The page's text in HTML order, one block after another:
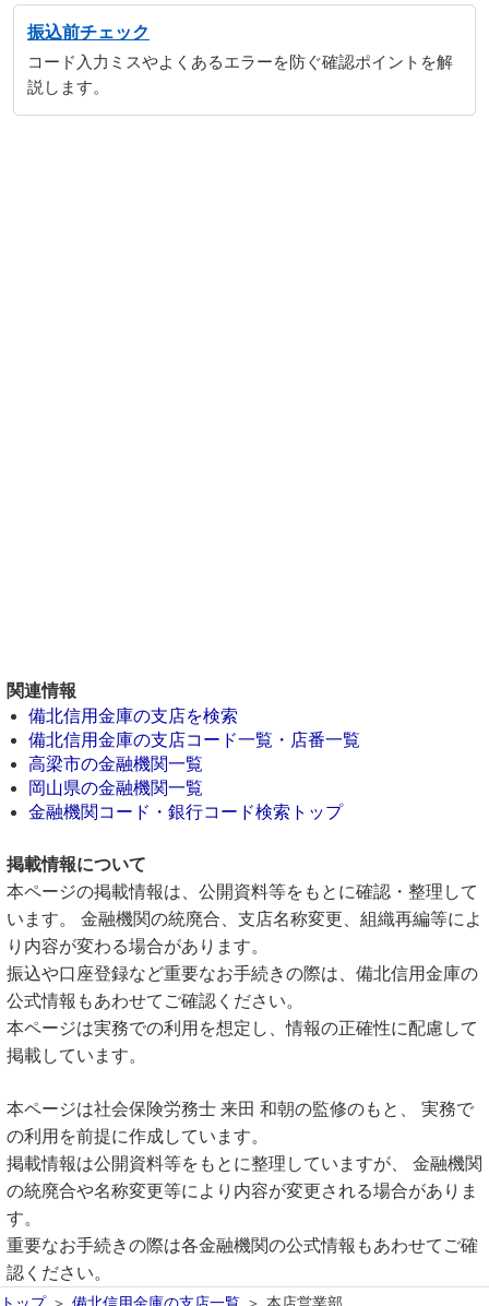
振込前チェック
コード入力ミスやよくあるエラーを防ぐ確認ポイントを解
説します。
関連情報
備北信用金庫の支店を検索
備北信用金庫の支店コード一覧・店番一覧
高梁市の金融機関一覧
岡山県の金融機関一覧
金融機関コード・銀行コード検索トップ
掲載情報について
本ページの掲載情報は、公開資料等をもとに確認・整理して
います。 金融機関の統廃合、支店名称変更、組織再編等によ
り内容が変わる場合があります。
振込や口座登録など重要なお手続きの際は、備北信用金庫の
公式情報もあわせてご確認ください。
本ページは実務での利用を想定し、情報の正確性に配慮して
掲載しています。
本ページは社会保険労務士 来田 和朝の監修のもと、 実務で
の利用を前提に作成しています。
掲載情報は公開資料等をもとに整理していますが、 金融機関
の統廃合や名称変更等により内容が変更される場合がありま
す。
重要なお手続きの際は各金融機関の公式情報もあわせてご確
認ください。